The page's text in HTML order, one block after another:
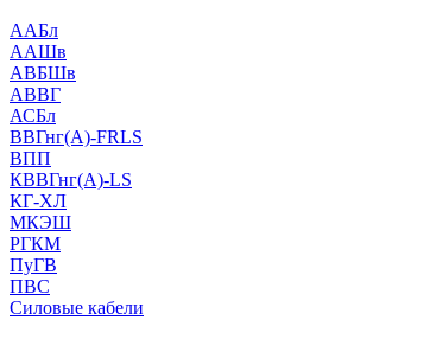
ААБл
ААШв
АВБШв
АВВГ
АСБл
ВВГнг(А)-FRLS
ВПП
КВВГнг(А)-LS
КГ-ХЛ
МКЭШ
РГКМ
ПуГВ
ПВС
Силовые кабели